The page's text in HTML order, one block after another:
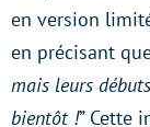
en version
en précisant
mais leurs
bientôt !” Cette